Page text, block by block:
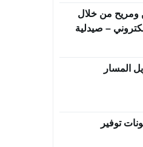
ومريح من خلال
– صيدلية
المسار
توفير